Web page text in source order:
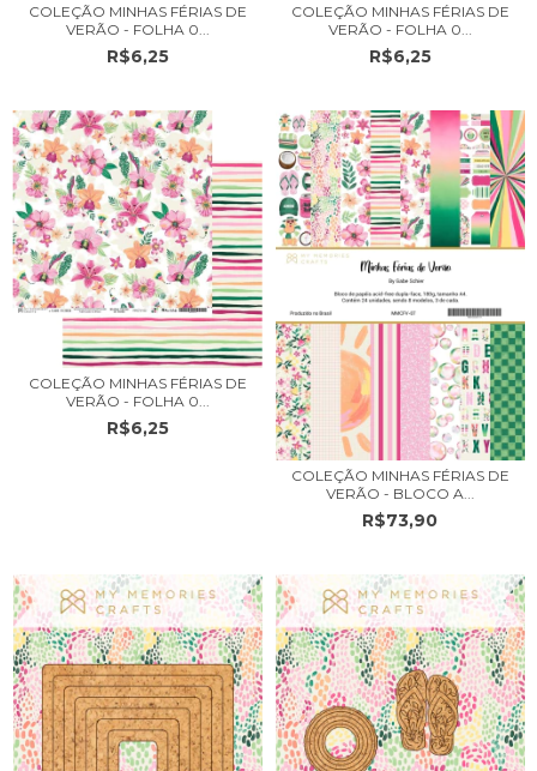
COLEÇÃO MINHAS FÉRIAS DE
VERÃO - FOLHA 0...
R$6,25
COLEÇÃO MINHAS FÉRIAS DE
VERÃO - FOLHA 0...
R$6,25
COLEÇÃO MINHAS FÉRIAS DE
VERÃO - FOLHA 0...
R$6,25
COLEÇÃO MINHAS FÉRIAS DE
VERÃO - BLOCO A...
R$73,90